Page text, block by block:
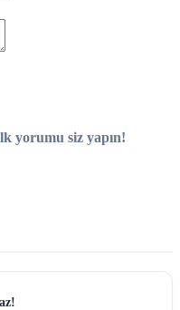
yorumu siz yapın!